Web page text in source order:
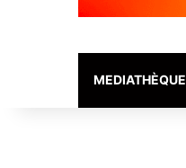
MEDIATHÈQUE